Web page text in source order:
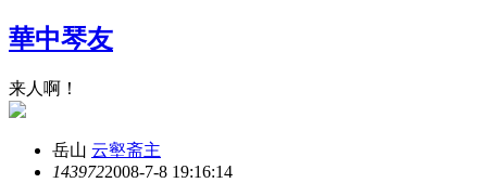
華中琴友
来人啊！
岳山 云壑斋主
1439722008-7-8 19:16:14